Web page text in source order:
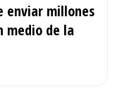
enviar millones
medio de la